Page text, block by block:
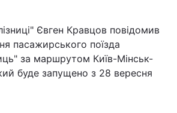
Євген Кравцов повідомив
пасажирського поїзда
за маршрутом Київ-Мінськ-
буде запущено з 28 вересня